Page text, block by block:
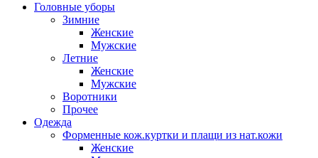
Головные уборы
Зимние
Женские
Мужские
Летние
Женские
Мужские
Воротники
Прочее
Одежда
Форменные кож.куртки и плащи из нат.кожи
Женские